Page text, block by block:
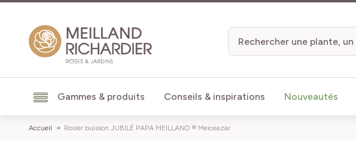
Gammes & produits Conseils & inspirations Nouveautés
Accueil Rosier buisson JUBILÉ PAPA MEILLAND ® Meiceazar